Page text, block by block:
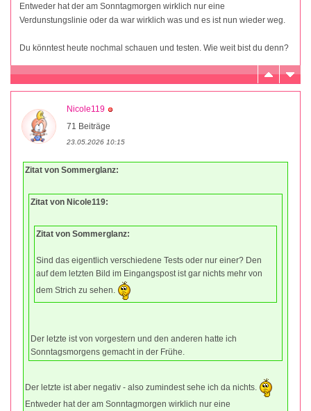
Entweder hat der am Sonntagmorgen wirklich nur eine
Verdunstungslinie oder da war wirklich was und es ist nun wieder weg.
Du könntest heute nochmal schauen und testen. Wie weit bist du denn?
Nicole119
71 Beiträge
23.05.2026 10:15
Zitat von Sommerglanz:
Zitat von Nicole119:
Zitat von Sommerglanz:
Sind das eigentlich verschiedene Tests oder nur einer? Den
auf dem letzten Bild im Eingangspost ist gar nichts mehr von
dem Strich zu sehen.
Der letzte ist von vorgestern und den anderen hatte ich
Sonntagsmorgens gemacht in der Frühe.
Der letzte ist aber negativ - also zumindest sehe ich da nichts.
Entweder hat der am Sonntagmorgen wirklich nur eine